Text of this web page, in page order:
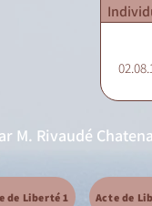
M. Rivaudé
de Liberté 1 Acte de